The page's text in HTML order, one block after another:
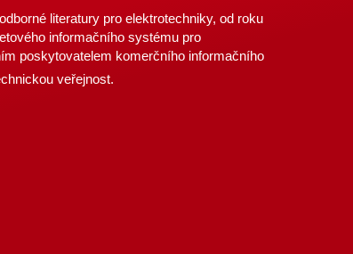
literatury pro elektrotechniky, od roku
informačního systému pro
poskytovatelem komerčního informačního
veřejnost.